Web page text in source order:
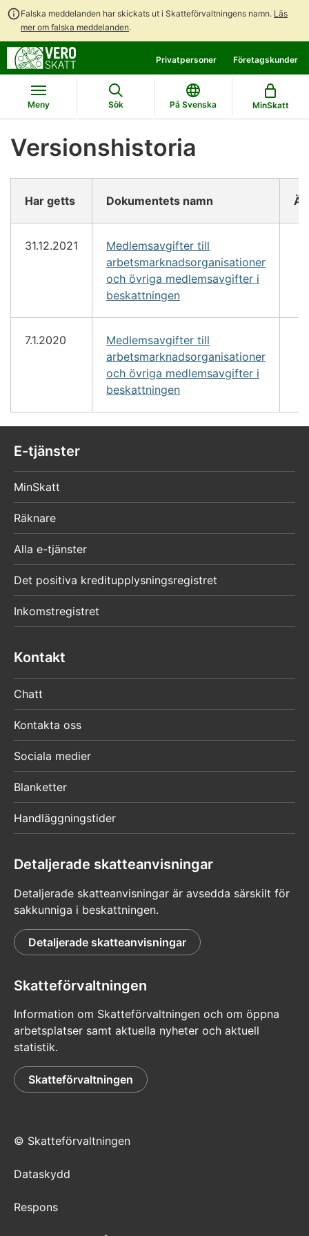
Falska meddelanden har skickats ut i Skatteförvaltningens namn. Läs
mer om falska meddelanden.
direkt
till
innehållet
till
hela
webbplatsens
sökning
Privatpersoner Företagskunder
Meny Sök På Svenska MinSkatt
Versionshistoria
Har getts Dokumentets namn
31.12.2021
Medlemsavgifter till
arbetsmarknadsorganisationer
och övriga medlemsavgifter i
beskattningen
7.1.2020
Medlemsavgifter till
arbetsmarknadsorganisationer
och övriga medlemsavgifter i
beskattningen
E-tjänster
MinSkatt
Räknare
Alla e-tjänster
Det positiva kreditupplysningsregistret
Inkomstregistret
Kontakt
Chatt
Kontakta oss
Sociala medier
Blanketter
Handläggningstider
Detaljerade skatteanvisningar
Detaljerade skatteanvisningar är avsedda särskilt för
sakkunniga i beskattningen.
Detaljerade skatteanvisningar
Skatteförvaltningen
Information om Skatteförvaltningen och om öppna
arbetsplatser samt aktuella nyheter och aktuell
statistik.
Skatteförvaltningen
© Skatteförvaltningen
Dataskydd
Respons